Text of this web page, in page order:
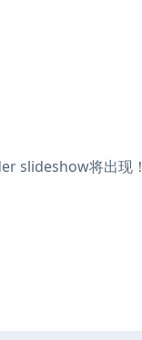
slideshow将出现！